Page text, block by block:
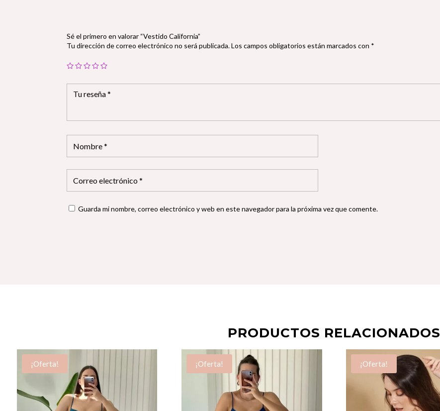
Sé el primero en valorar “Vestido California”
Tu dirección de correo electrónico no será publicada. Los campos obligatorios están marcados con *
Guarda mi nombre, correo electrónico y web en este navegador para la próxima vez que comente.
PRODUCTOS RELACIONADOS
¡Oferta! ¡Oferta! ¡Oferta!